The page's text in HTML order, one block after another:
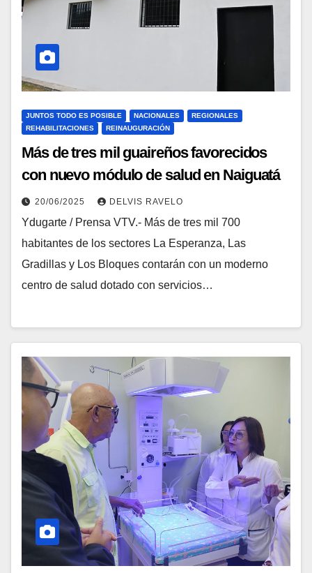
JUNTOS TODO ES POSIBLE NACIONALES
REGIONALES
REHABILITACIONES
REINAUGURACIÓN
Más de tres mil guaireños favorecidos
con nuevo módulo de salud en Naiguatá
20/06/2025 DELVIS RAVELO
Ydugarte / Prensa VTV.- Más de tres mil 700
habitantes de los sectores La Esperanza, Las
Gradillas y Los Bloques contarán con un moderno
centro de salud dotado con servicios…